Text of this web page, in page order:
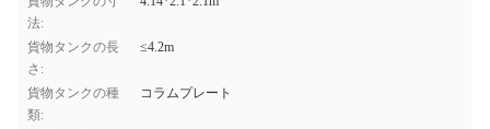
法:
貨物タンクの長
さ:
≤4.2m
貨物タンクの種
類:
コラムプレート